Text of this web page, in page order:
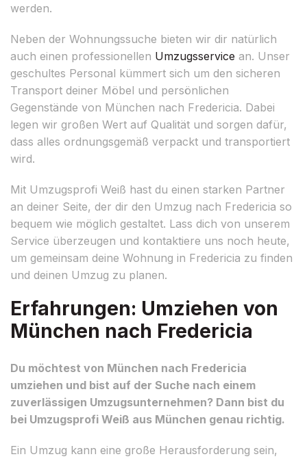
werden.
Neben der Wohnungssuche bieten wir dir natürlich
auch einen professionellen Umzugsservice an. Unser
geschultes Personal kümmert sich um den sicheren
Transport deiner Möbel und persönlichen
Gegenstände von München nach Fredericia. Dabei
legen wir großen Wert auf Qualität und sorgen dafür,
dass alles ordnungsgemäß verpackt und transportiert
wird.
Mit Umzugsprofi Weiß hast du einen starken Partner
an deiner Seite, der dir den Umzug nach Fredericia so
bequem wie möglich gestaltet. Lass dich von unserem
Service überzeugen und kontaktiere uns noch heute,
um gemeinsam deine Wohnung in Fredericia zu finden
und deinen Umzug zu planen.
Erfahrungen: Umziehen von
München nach Fredericia
Du möchtest von München nach Fredericia
umziehen und bist auf der Suche nach einem
zuverlässigen Umzugsunternehmen? Dann bist du
bei Umzugsprofi Weiß aus München genau richtig.
Ein Umzug kann eine große Herausforderung sein,